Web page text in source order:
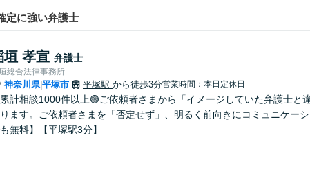
定に強い弁護士
垣 孝宣 弁護士
総合法律事務所
神奈川県|平塚市 平塚駅 から徒歩3分営業時間：本日定休日
計相談1000件以上🟢ご依頼者さまから「イメージしていた弁護士と
ます。ご依頼者さまを「否定せず」、明るく前向きにコミュニケー
無料】【平塚駅3分】